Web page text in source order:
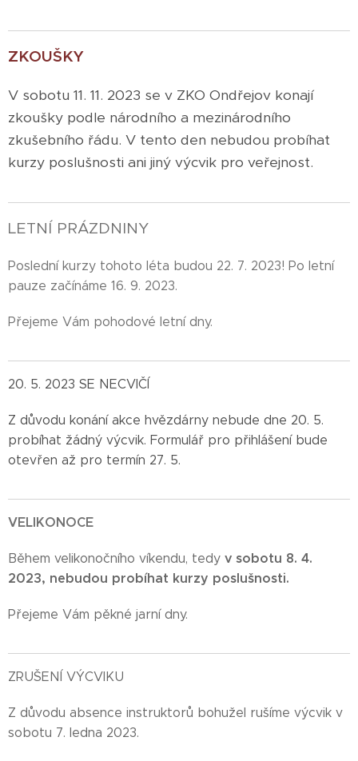
ZKOUŠKY
V sobotu 11. 11. 2023 se v ZKO Ondřejov konají
zkoušky podle národního a mezinárodního
zkušebního řádu. V tento den nebudou probíhat
kurzy poslušnosti ani jiný výcvik pro veřejnost.
LETNÍ PRÁZDNINY
Poslední kurzy tohoto léta budou 22. 7. 2023! Po letní
pauze začínáme 16. 9. 2023.
Přejeme Vám pohodové letní dny.
20. 5. 2023 SE NECVIČÍ
Z důvodu konání akce hvězdárny nebude dne 20. 5.
probíhat žádný výcvik. Formulář pro přihlášení bude
otevřen až pro termín 27. 5.
VELIKONOCE
Během velikonočního víkendu, tedy v sobotu 8. 4.
2023, nebudou probíhat kurzy poslušnosti.
Přejeme Vám pěkné jarní dny.
ZRUŠENÍ VÝCVIKU
Z důvodu absence instruktorů bohužel rušíme výcvik v
sobotu 7. ledna 2023.